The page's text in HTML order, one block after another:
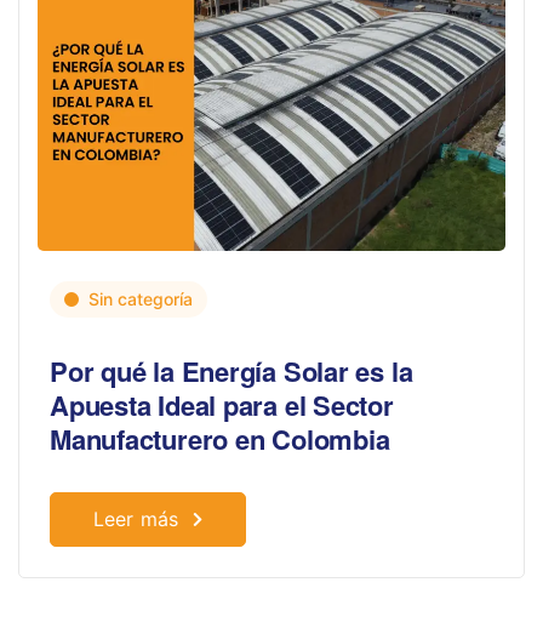
Sin categoría
Por qué la Energía Solar es la
Apuesta Ideal para el Sector
Manufacturero en Colombia
Leer más